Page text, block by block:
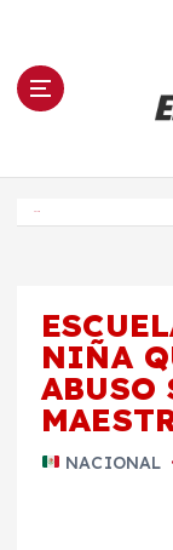
n El
NIÑA
ABUSO
NACIONAL